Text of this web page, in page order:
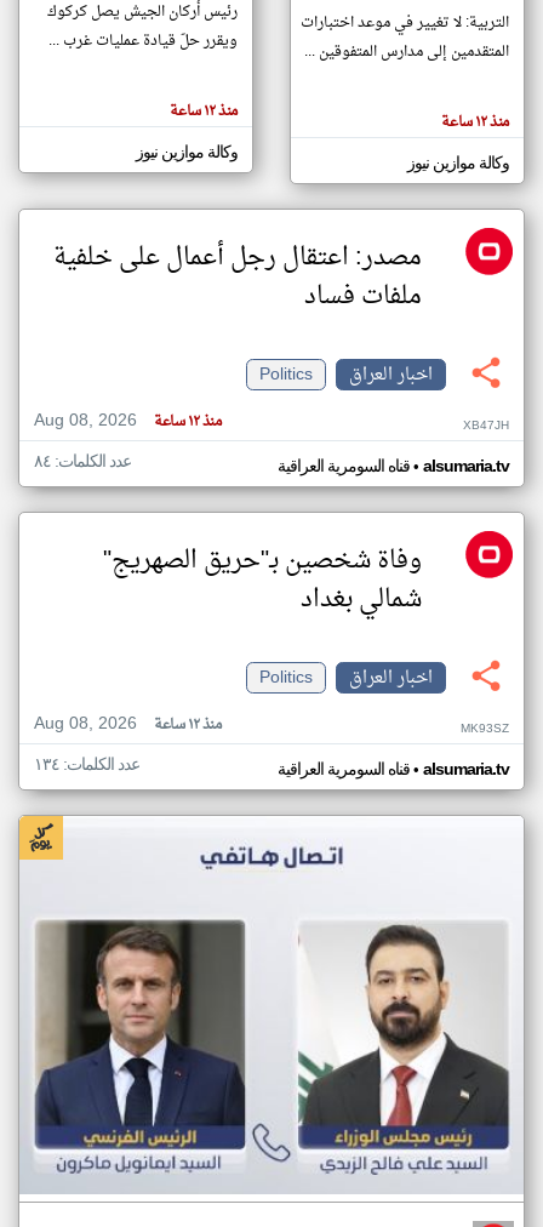
مصادر الأخبار من العراق
اخبار العراق على مدار الساعة
أهم اخبار العراق العاجلة والمباشرة
المقالات
الموجوده
وجهة
نظر
التربية: لا تغيير في موعد اختبارات
المتقدمين إلى مدارس المتفوقين ...
منذ ١٢ ساعة
وكالة موازين نيوز
رئيس أركان الجيش يصل كركوك
ويقرر حلّ قيادة عمليات غرب ...
منذ ١٢ ساعة
وكالة موازين نيوز
مصدر: اعتقال رجل أعمال على خلفية
ملفات فساد
اخبار العراق
Politics
Aug 08, 2026
منذ ١٢ ساعة XB47JH
قناه السومرية العراقية• alsumaria.tv عدد الكلمات: ٨٤
وفاة شخصين بـ"حريق الصهريج"
شمالي بغداد
اخبار العراق
Politics
Aug 08, 2026
منذ ١٢ ساعة MK93SZ
قناه السومرية العراقية• alsumaria.tv عدد الكلمات: ١٣٤
klyoum.com